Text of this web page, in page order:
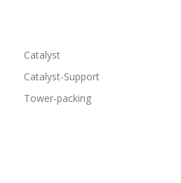
Catalyst
Catalyst-Support
Tower-packing